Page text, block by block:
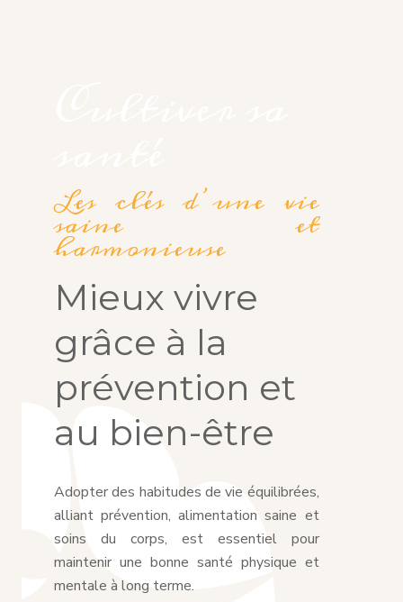
Les clés d’une vie
saine et
harmonieuse
Mieux vivre
grâce à la
prévention et
au bien-être
Adopter des habitudes de vie équilibrées,
alliant prévention, alimentation saine et
soins du corps, est essentiel pour
maintenir une bonne santé physique et
mentale à long terme.